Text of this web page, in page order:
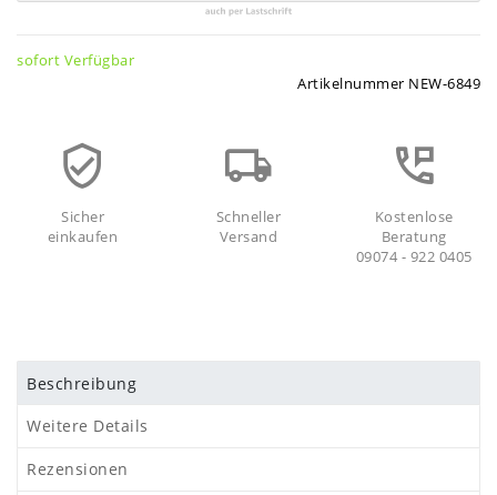
sofort Verfügbar
Artikelnummer NEW-6849
Sicher
einkaufen
Schneller
Versand
Kostenlose
Beratung
09074 - 922 0405
Beschreibung
Weitere Details
Rezensionen